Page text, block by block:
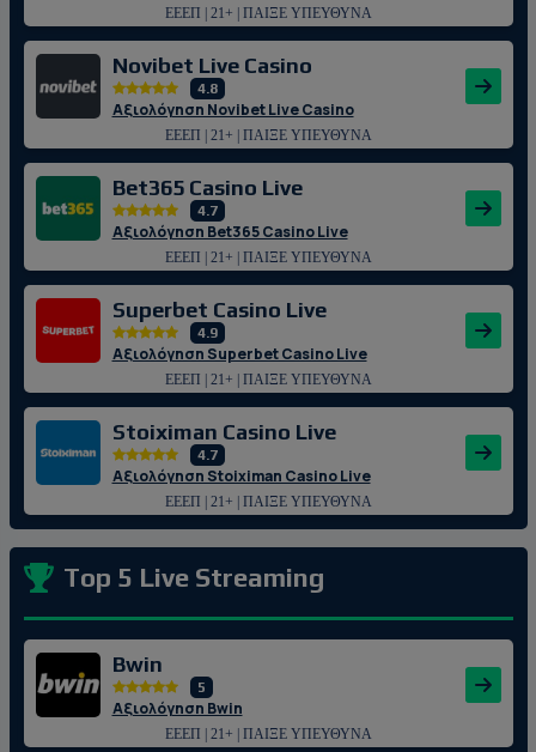
ΕΕΕΠ | 21+ | ΠΑΙΞΕ ΥΠΕΥΘΥΝΑ
Novibet Live Casino
4.8
Αξιολόγηση Novibet Live Casino
ΕΕΕΠ | 21+ | ΠΑΙΞΕ ΥΠΕΥΘΥΝΑ
Bet365 Casino Live
4.7
Αξιολόγηση Bet365 Casino Live
ΕΕΕΠ | 21+ | ΠΑΙΞΕ ΥΠΕΥΘΥΝΑ
Superbet Casino Live
4.9
Αξιολόγηση Superbet Casino Live
ΕΕΕΠ | 21+ | ΠΑΙΞΕ ΥΠΕΥΘΥΝΑ
Stoiximan Casino Live
4.7
Αξιολόγηση Stoiximan Casino Live
ΕΕΕΠ | 21+ | ΠΑΙΞΕ ΥΠΕΥΘΥΝΑ
Top 5 Live Streaming
Bwin
5
Αξιολόγηση Bwin
ΕΕΕΠ | 21+ | ΠΑΙΞΕ ΥΠΕΥΘΥΝΑ